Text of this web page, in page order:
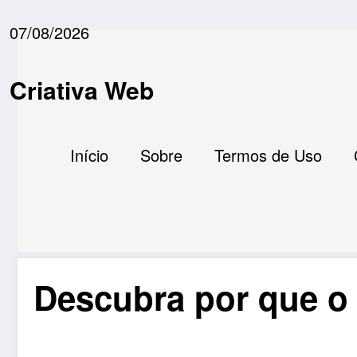
para07/08/2026
Criativa Web
Início Sobre Termos de Uso
Descubra por que